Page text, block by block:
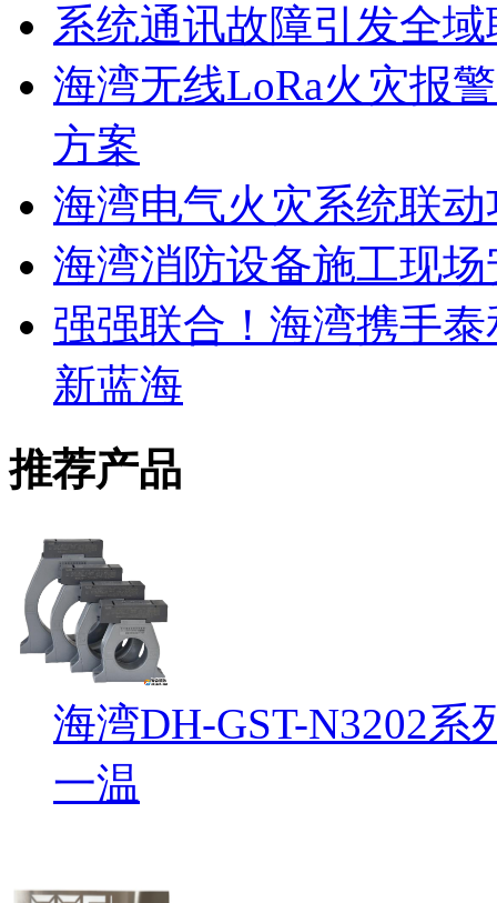
系统通讯故障引发全
海湾无线LoRa火灾报
方案
海湾电气火灾系统联
海湾消防设备施工现
强强联合！海湾携手
新蓝海
推荐产品
海湾DH-GST-N3202
一温